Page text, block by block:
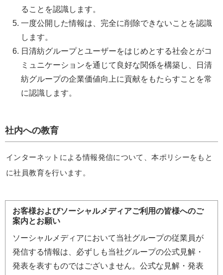
ることを認識します。
一度公開した情報は、完全に削除できないことを認識
します。
日清紡グループとユーザーをはじめとする社会とがコ
ミュニケーションを通じて良好な関係を構築し、日清
紡グループの企業価値向上に貢献をもたらすことを常
に認識します。
社内への教育
インターネットによる情報発信について、本ポリシーをもと
に社員教育を行います。
お客様およびソーシャルメディアご利用の皆様へのご
案内とお願い
ソーシャルメディアにおいて当社グループの従業員が
発信する情報は、必ずしも当社グループの公式見解・
発表を表すものではございません。公式な見解・発表